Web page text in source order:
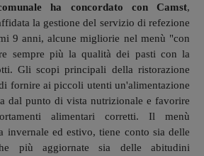
ha concordato con Camst,
la gestione del servizio di refezione
9 anni, alcune migliorie nel menù "con
sempre più la qualità dei pasti con la
Gli scopi principali della ristorazione
fornire ai piccoli utenti un'alimentazione
dal punto di vista nutrizionale e favorire
alimentari corretti. Il menù
invernale ed estivo, tiene conto sia delle
più aggiornate sia delle abitudini